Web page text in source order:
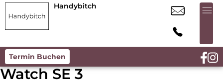
Handybitch
Termin Buchen
Watch SE 3